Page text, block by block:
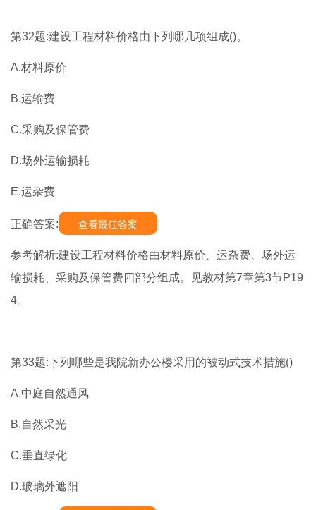
第32题:建设工程材料价格由下列哪几项组成()。
A.材料原价
B.运输费
C.采购及保管费
D.场外运输损耗
E.运杂费
正确答案: 查看最佳答案
参考解析:建设工程材料价格由材料原价、运杂费、场外运
输损耗、采购及保管费四部分组成。见教材第7章第3节P19
4。
第33题:下列哪些是我院新办公楼采用的被动式技术措施()
A.中庭自然通风
B.自然采光
C.垂直绿化
D.玻璃外遮阳